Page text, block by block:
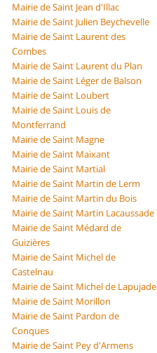
Mairie de Saint Jean d'Illac
Mairie de Saint Julien Beychevelle
Mairie de Saint Laurent des
Combes
Mairie de Saint Laurent du Plan
Mairie de Saint Léger de Balson
Mairie de Saint Loubert
Mairie de Saint Louis de
Montferrand
Mairie de Saint Magne
Mairie de Saint Maixant
Mairie de Saint Martial
Mairie de Saint Martin de Lerm
Mairie de Saint Martin du Bois
Mairie de Saint Martin Lacaussade
Mairie de Saint Médard de
Guizières
Mairie de Saint Michel de
Castelnau
Mairie de Saint Michel de Lapujade
Mairie de Saint Morillon
Mairie de Saint Pardon de
Conques
Mairie de Saint Pey d'Armens